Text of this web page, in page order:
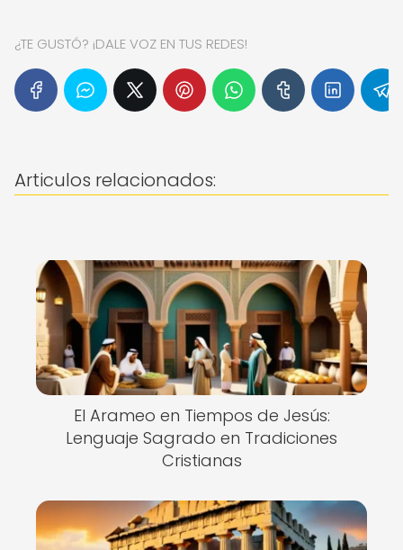
¿TE GUSTÓ? ¡DALE VOZ EN TUS REDES!
Articulos relacionados:
El Arameo en Tiempos de Jesús:
Lenguaje Sagrado en Tradiciones
Cristianas